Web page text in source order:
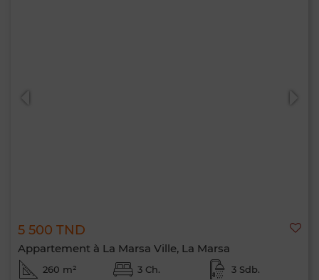
5 500 TND
Appartement à La Marsa Ville, La Marsa
260 m² 3 Ch. 3 Sdb.